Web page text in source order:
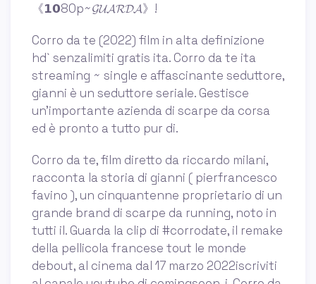
《𝟭𝟬80p~𝓖𝓤𝓐𝓡𝓓𝓐》!
Corro da te (2022) film in alta definizione
hd` senzalimiti gratis ita. Corro da te ita
streaming ~ single e affascinante seduttore,
gianni è un seduttore seriale. Gestisce
un'importante azienda di scarpe da corsa
ed è pronto a tutto pur di.
Corro da te, film diretto da riccardo milani,
racconta la storia di gianni ( pierfrancesco
favino ), un cinquantenne proprietario di un
grande brand di scarpe da running, noto in
tutti il. Guarda la clip di #corrodate, il remake
della pellicola francese tout le monde
debout, al cinema dal 17 marzo 2022iscriviti